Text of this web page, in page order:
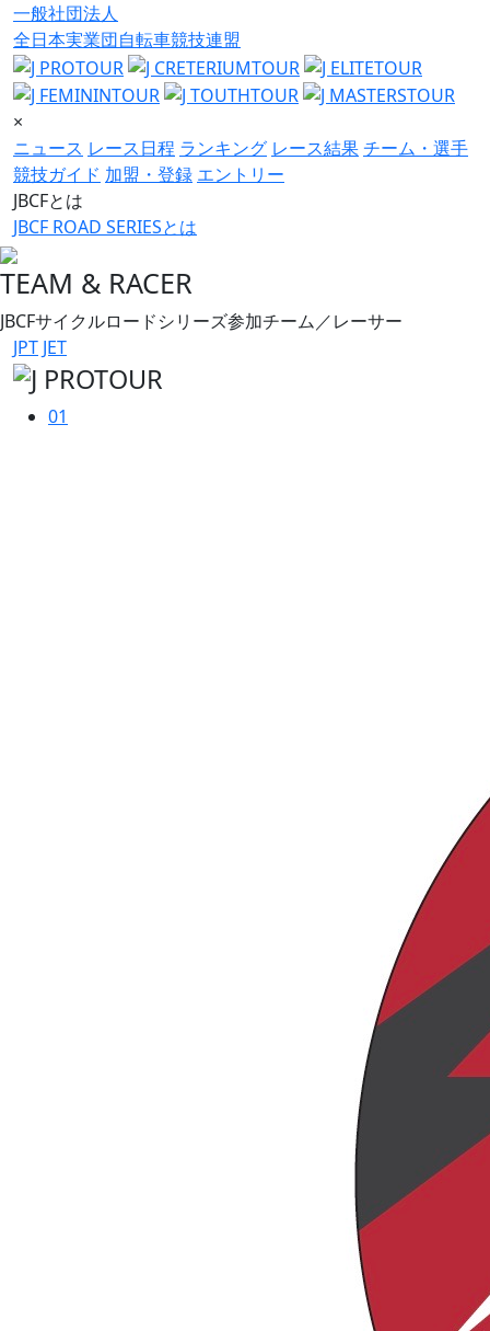
一般社団法人
全日本実業団自転車競技連盟
×
ニュース レース日程 ランキング レース結果チーム・選手
競技ガイド 加盟・登録 エントリー
JBCFとは
JBCF ROAD SERIESとは
TEAM & RACER
JBCFサイクルロードシリーズ参加チーム／レーサー
JPT JET
01